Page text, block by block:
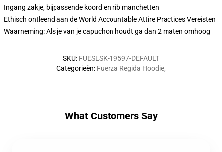
Ingang zakje, bijpassende koord en rib manchetten
Ethisch ontleend aan de World Accountable Attire Practices Vereisten
Waarneming: Als je van je capuchon houdt ga dan 2 maten omhoog
SKU: FUESLSK-19597-DEFAULT
Categorieën: Fuerza Regida Hoodie,
What Customers Say